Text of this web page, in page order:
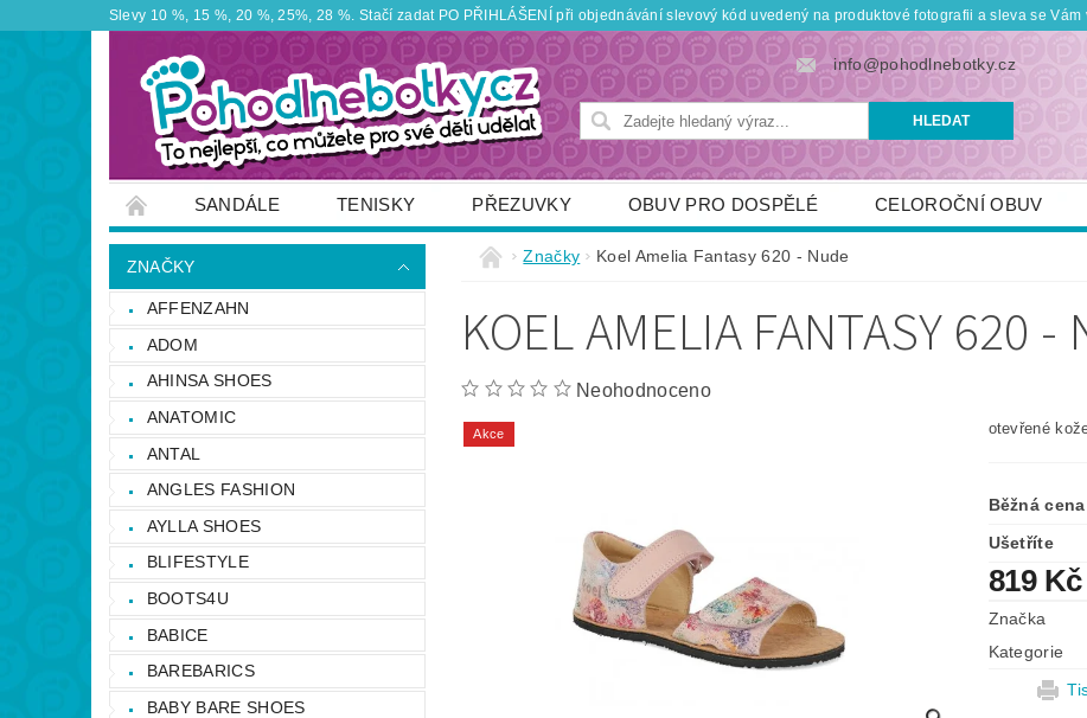
Slevy 10 %, 15 %, 20 %, 25%, 28 %. Stačí zadat PO PŘIHLÁŠENÍ při objednávání slevový kód uvedený na produktové fotografii a sleva se Vám
info@pohodlnebotky.cz
SANDÁLE TENISKY PŘEZUVKY OBUV PRO DOSPĚLÉ CELOROČNÍ OBUV
ZNAČKY VÝPRODEJ OBUTEX OBUV PRO DĚTI DOPLŇKY
OTEVÍRACÍ DOBA PRODEJNY
NAPIŠTE NÁM
ZNAČKY
AFFENZAHN
ADOM
AHINSA SHOES
ANATOMIC
ANTAL
ANGLES FASHION
AYLLA SHOES
BLIFESTYLE
BOOTS4U
BABICE
BAREBARICS
BABY BARE SHOES
Značky Koel Amelia Fantasy 620 - Nude
KOEL AMELIA FANTASY 620 -
Neohodnoceno
Akce otevřené
Běžná cena
Ušetříte
819 Kč
Značka
Kategorie